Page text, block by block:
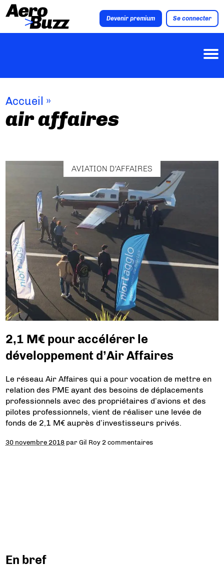
Devenir premium Se connecter
Accueil »
air affaires
AVIATION D'AFFAIRES
2,1 M€ pour accélérer le
développement d’Air Affaires
Le réseau Air Affaires qui a pour vocation de mettre en
relation des PME ayant des besoins de déplacements
professionnels avec des propriétaires d’avions et des
pilotes professionnels, vient de réaliser une levée de
fonds de 2,1 M€ auprès d’investisseurs privés.
30 novembre 2018 parGil Roy 2 commentaires
En bref